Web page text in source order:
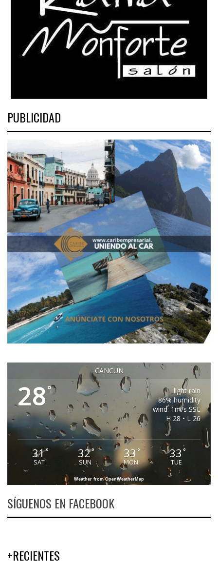
PUBLICIDAD
CANCUN
28°
light rain
86% humidity
wind: 1m/s SSE
H 28 • L 26
31°
SAT
32°
SUN
33 °
MON
33 °
TUE
Weather from OpenWeatherMap
SÍGUENOS EN FACEBOOK
+RECIENTES